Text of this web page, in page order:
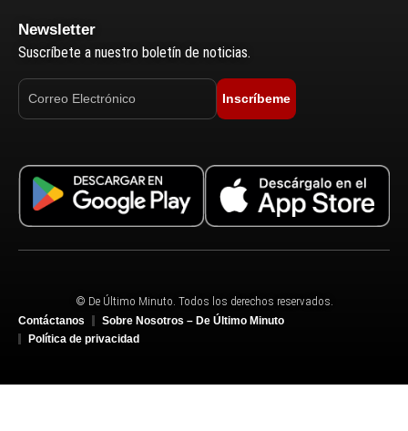
Newsletter
Suscríbete a nuestro boletín de noticias.
Inscríbeme
© De Último Minuto. Todos los derechos reservados.
Contáctanos
Sobre Nosotros – De Último Minuto
Política de privacidad